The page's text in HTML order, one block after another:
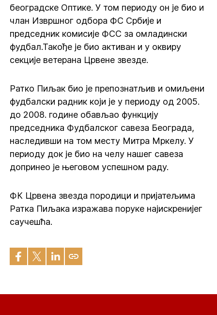
београдске Оптике. У том периоду он је био и
члан Извршног одбора ФС Србије и
председник комисије ФСС за омладински
фудбал.Такође је био активан и у оквиру
секције ветерана Црвене звезде.
Ратко Пиљак био је препознатљив и омиљени
фудбалски радник који је у периоду од 2005.
до 2008. године обављао функцију
председника Фудбалског савеза Београда,
наследивши на том месту Митра Мркелу. У
периоду док је био на челу нашег савеза
допринео је његовом успешном раду.
ФК Црвена звезда породици и пријатељима
Ратка Пиљака изражава поруке најискренијег
саучешћа.